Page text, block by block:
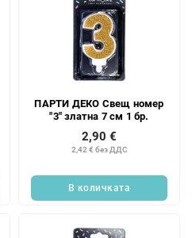
ПАРТИ ДЕКО Свещ номер
"3" златна 7 см 1 бр.
2,42 € без ДДС
2,90 €
В количката